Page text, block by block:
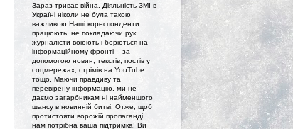
Зараз триває війна. Діяльність ЗМІ в
Україні ніколи не була такою
важливою Наші кореспонденти
працюють, не покладаючи рук,
журналісти воюють і борються на
інформаційному фронті – за
допомогою новин, текстів, постів у
соцмережах, стрімів на YouTube
тощо. Маючи правдиву та
перевірену інформацію, ми не
даємо загарбникам ні найменшого
шансу в новинній битві. Отже, щоб
протистояти ворожій пропаганді,
нам потрібна ваша підтримка! Ви